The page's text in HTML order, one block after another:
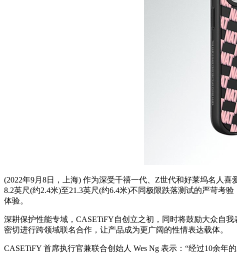
(2022年9月8日，上海) 作为深受千禧一代、Z世代和好莱坞名人
8.2英尺(约2.4米)至21.3英尺(约6.4米)不同极限跌落测试的严苛考
体验。
深耕保护性能专域，CASETiFY自创立之初，同时将鼓励大众自
密切进行跨领域联名合作，让产品成为更广阔的性情表达载体。
CASETiFY 首席执行官兼联合创始人 Wes Ng 表示：“经过10余